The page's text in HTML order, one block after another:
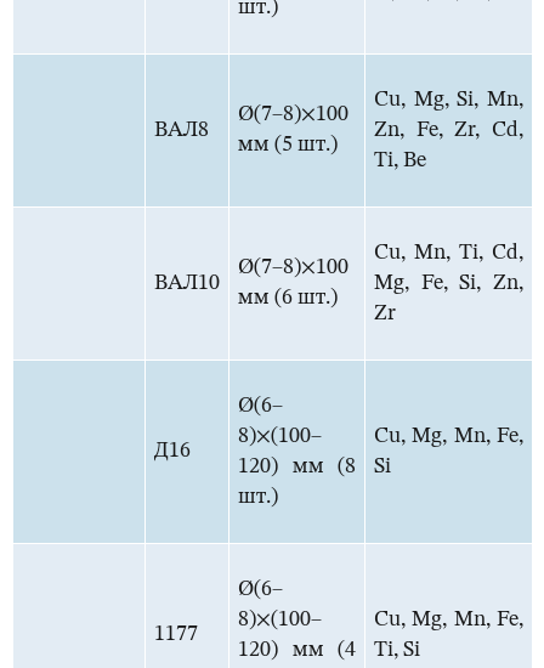
шт.)
ВАЛ8
Ø(7–8)×100
мм (5 шт.)
Cu, Mg, Si, Mn,
Zn, Fe, Zr, Cd,
Ti, Be
ВАЛ10
Ø(7–8)×100
мм (6 шт.)
Cu, Mn, Ti, Cd,
Mg, Fe, Si, Zn,
Zr
Д16
Ø(6–
8)×(100–
120) мм (8
шт.)
Cu, Mg, Mn, Fe,
Si
1177
Ø(6–
8)×(100–
120) мм (4
Cu, Mg, Mn, Fe,
Ti, Si